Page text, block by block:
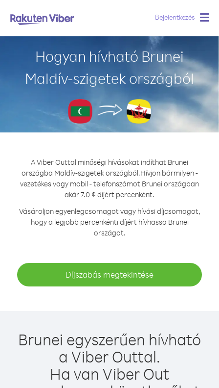
Bejelentkezés
Hogyan hívható Brunei
Maldív-szigetek országból
A Viber Outtal minőségi hívásokat indíthat Brunei
országba Maldív-szigetek országból.Hívjon bármilyen -
vezetékes vagy mobil - telefonszámot Brunei országban
akár 7.0 ¢ díjért percenként.
Vásároljon egyenlegcsomagot vagy hívási díjcsomagot,
hogy a legjobb percenkénti díjért hívhassa Brunei
országot.
Díjszabás megtekintése
Brunei egyszerűen hívható
a Viber Outtal.
Ha van Viber Out